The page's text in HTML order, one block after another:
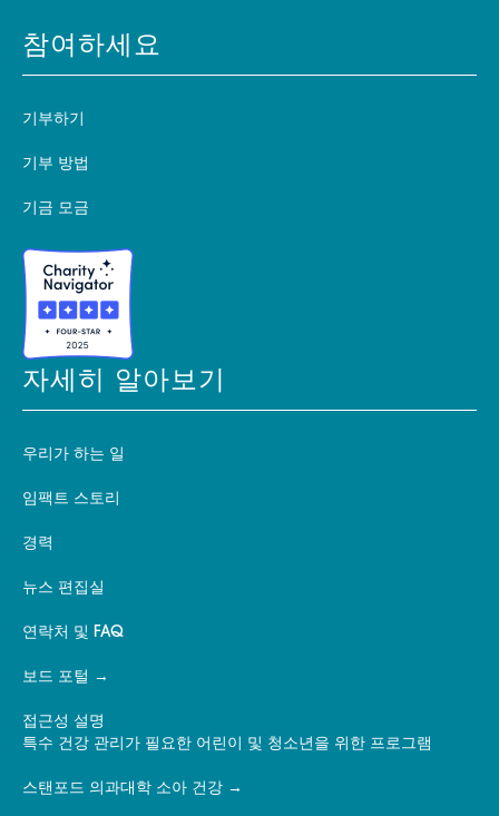
참여하세요
기부하기
기부 방법
기금 모금
자세히 알아보기
우리가 하는 일
임팩트 스토리
경력
뉴스 편집실
연락처 및 FAQ
보드 포털
접근성 설명
특수 건강 관리가 필요한 어린이 및 청소년을 위한 프로그램
스탠포드 의과대학 소아 건강